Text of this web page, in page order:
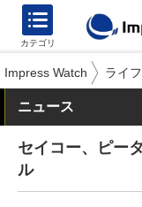
カテゴリ
Impress Watch ライフ
ニュース
セイコー、ピー
ル